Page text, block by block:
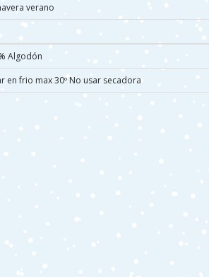
verano
Algodón
en frio max 30º No usar secadora